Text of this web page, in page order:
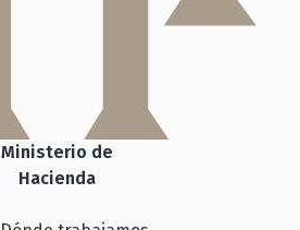
Ministerio de
Hacienda